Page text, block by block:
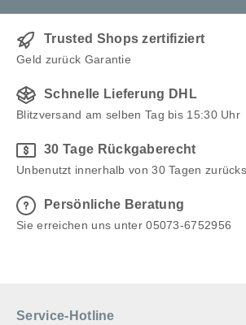
Trusted Shops zertifiziert
Geld zurück Garantie
Schnelle Lieferung DHL
Blitzversand am selben Tag bis 15:30 Uhr
30 Tage Rückgaberecht
Unbenutzt innerhalb von 30 Tagen
Persönliche Beratung
Sie erreichen uns unter 05073-6752956
Service-Hotline